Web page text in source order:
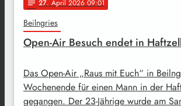
notes 27. April 2026 09:01
Beilngries
Open-Air Besuch endet in
Das Open-Air „Raus mit Euch“ in
Wochenende für einen Mann in der
gegangen. Der 23-Jährige wurde am